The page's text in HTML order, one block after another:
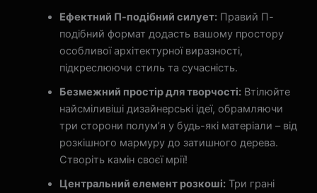
Ефектний П-подібний силует:Правий П-
подібний формат додасть вашому простору
особливої архітектурної виразності,
підкреслюючи стиль та сучасність.
Безмежний простір для творчості:Втілюйте
найсміливіші дизайнерські ідеї, обрамляючи
три сторони полум’я у будь-які матеріали – від
розкішного мармуру до затишного дерева.
Створіть камін своєї мрії!
Центральний елемент розкоші:Три грані